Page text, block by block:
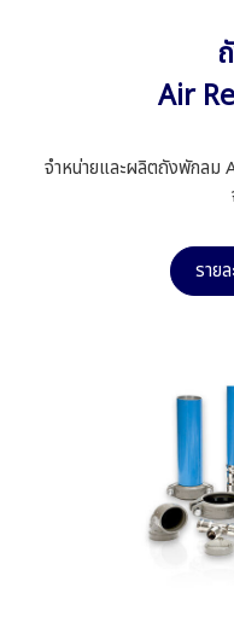
Air
จำหน่ายและผลิตถังพักล
ราย